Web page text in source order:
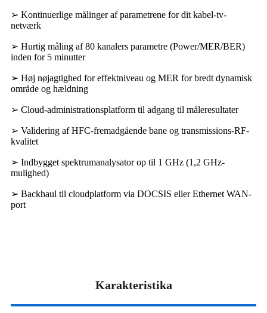
➢ Kontinuerlige målinger af parametrene for dit kabel-tv-
netværk
➢ Hurtig måling af 80 kanalers parametre (Power/MER/BER)
inden for 5 minutter
➢ Høj nøjagtighed for effektniveau og MER for bredt dynamisk
område og hældning
➢ Cloud-administrationsplatform til adgang til måleresultater
➢ Validering af HFC-fremadgående bane og transmissions-RF-
kvalitet
➢ Indbygget spektrumanalysator op til 1 GHz (1,2 GHz-
mulighed)
➢ Backhaul til cloudplatform via DOCSIS eller Ethernet WAN-
port
Karakteristika